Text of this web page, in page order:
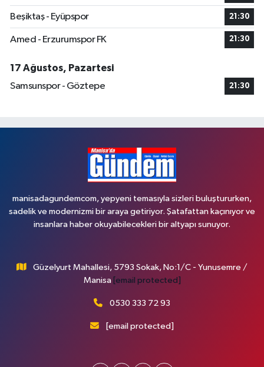
Beşiktaş - Eyüpspor 21:30
Amed - Erzurumspor FK 21:30
17 Ağustos, Pazartesi
Samsunspor - Göztepe
21:30
manisadagundemcom, yepyeni temasıyla sizleri buluştururken,
sadelik ve modernizmi bir araya getiriyor. Şatafattan kaçınıyor ve
insanlara haber okuyabilecekleri bir altyapı sunuyor.
Güzelyurt Mahallesi, 5793 Sokak, No:1/C - Yunusemre /
Manisa [email protected]
0530 333 72 93
[email protected]